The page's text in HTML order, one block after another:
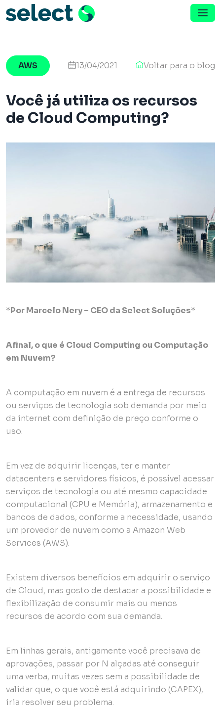
Menu de Navegação
AWS 13/04/2021 Voltar para o blog
Você já utiliza os recursos
de Cloud Computing?
*Por Marcelo Nery – CEO da Select Soluções*
Afinal, o que é Cloud Computing ou Computação
em Nuvem?
A computação em nuvem é a entrega de recursos
ou serviços de tecnologia sob demanda por meio
da internet com definição de preço conforme o
uso.
Em vez de adquirir licenças, ter e manter
datacenters e servidores físicos, é possível acessar
serviços de tecnologia ou até mesmo capacidade
computacional (CPU e Memória), armazenamento e
bancos de dados, conforme a necessidade, usando
um provedor de nuvem como a Amazon Web
Services (AWS).
Existem diversos benefícios em adquirir o serviço
de Cloud, mas gosto de destacar a possibilidade e
flexibilização de consumir mais ou menos
recursos de acordo com sua demanda.
Em linhas gerais, antigamente você precisava de
aprovações, passar por N alçadas até conseguir
uma verba, muitas vezes sem a possibilidade de
validar que, o que você está adquirindo (CAPEX),
iria resolver seu problema.